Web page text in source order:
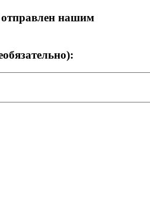
отправлен нашим